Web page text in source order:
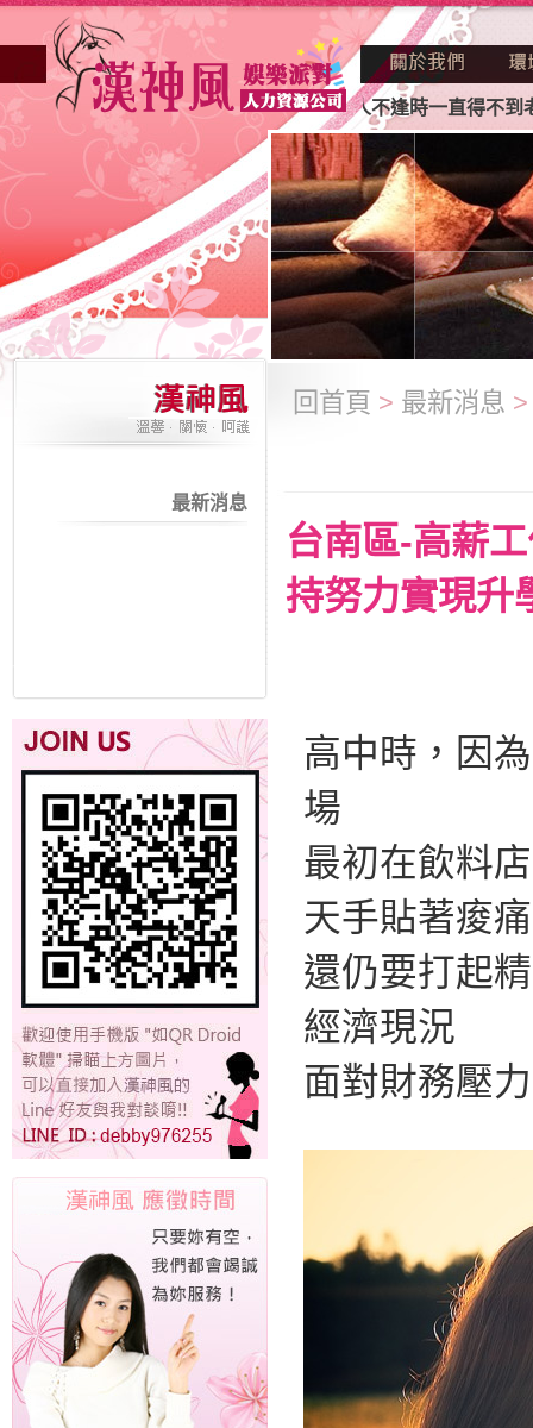
氣的年代找不到工作？也許妳人不逢時一直得不到老闆賞
最新消息
回首頁 > 最新消息
台南區-高薪
持努力實現升
高中時，因
場
最初在飲料
天手貼著痠
還仍要打起
經濟現況
面對財務壓